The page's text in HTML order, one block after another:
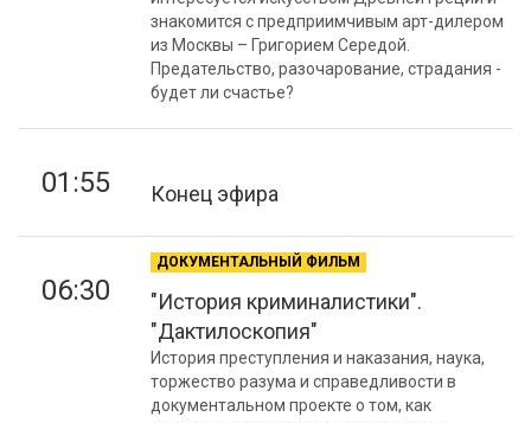
знакомится с предприимчивым арт-дилером
из Москвы – Григорием Середой.
Предательство, разочарование, страдания -
будет ли счастье?
01:55 Конец эфира
06:30
ДОКУМЕНТАЛЬНЫЙ ФИЛЬМ
"История криминалистики".
"Дактилоскопия"
История преступления и наказания, наука,
торжество разума и справедливости в
документальном проекте о том, как